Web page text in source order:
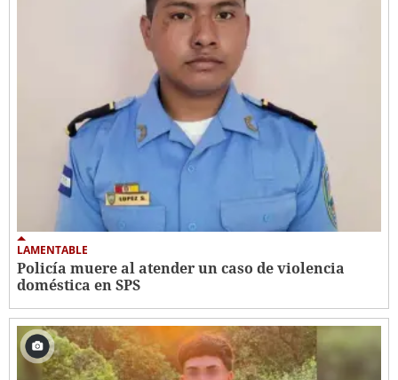
LAMENTABLE
Policía muere al atender un caso de violencia
doméstica en SPS